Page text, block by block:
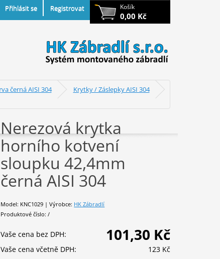
Košík
0,00 Kč
Přihlásit se Registrovat
černá AISI 304
Krytky / Záslepky AISI 304
Nerezová krytka
horního kotvení
sloupku 42,4mm
černá AISI 304
Model: KNC1029 | Výrobce: HK Zábradlí
Produktové číslo: /
Vaše cena bez DPH: 101,30 Kč
Vaše cena včetně DPH:
123 Kč